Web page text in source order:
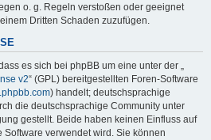
o. g. Regeln verstoßen oder geeignet
Dritten Schaden zuzufügen.
es sich bei phpBB um eine unter der „
v2“ (GPL) bereitgestellten Foren-Software
) handelt; deutschsprachige
die deutschsprachige Community unter
gestellt. Beide haben keinen Einfluss auf
Software verwendet wird. Sie können